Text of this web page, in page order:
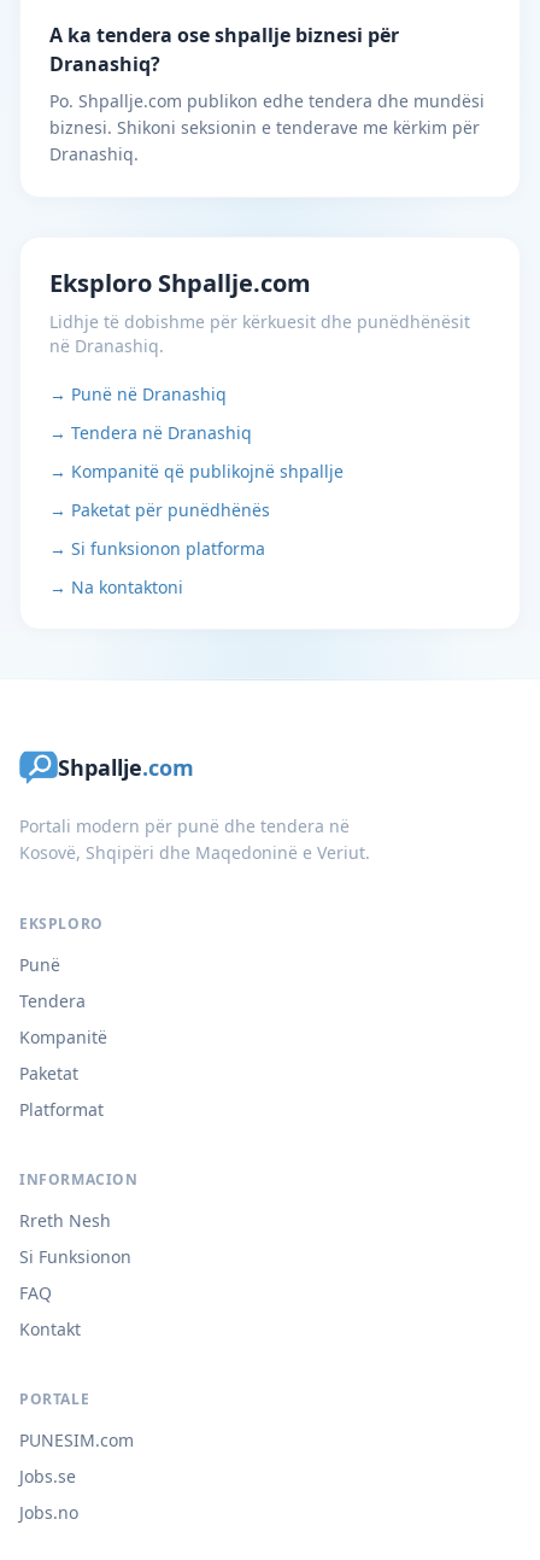
A ka tendera ose shpallje biznesi për
Dranashiq?
Po. Shpallje.com publikon edhe tendera dhe mundësi
biznesi. Shikoni seksionin e tenderave me kërkim për
Dranashiq.
Eksploro Shpallje.com
Lidhje të dobishme për kërkuesit dhe punëdhënësit
në Dranashiq.
→ Punë në Dranashiq
→ Tendera në Dranashiq
→ Kompanitë që publikojnë shpallje
→ Paketat për punëdhënës
→ Si funksionon platforma
→ Na kontaktoni
Shpallje.com
Portali modern për punë dhe tendera në
Kosovë, Shqipëri dhe Maqedoninë e Veriut.
EKSPLORO
Punë
Tendera
Kompanitë
Paketat
Platformat
INFORMACION
Rreth Nesh
Si Funksionon
FAQ
Kontakt
PORTALE
PUNESIM.com
Jobs.se
Jobs.no